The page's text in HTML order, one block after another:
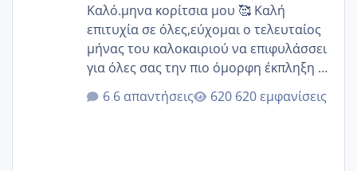
Καλό.μηνα κορίτσια μου 🥰 Καλή
επιτυχία σε όλες,εύχομαι ο τελευταίος
μήνας του καλοκαιριού να επιφυλάσσει
για όλες σας την πιο όμορφη έκπληξη 🧿
@Elk @Melikara86 @Παρασκευαιδου
@Zenia z @melitiniღ @Christi.D.
6 απαντήσεις 620 εμφανίσεις